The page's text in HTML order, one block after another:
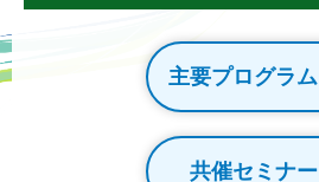
主要プログラム
共催セミナー